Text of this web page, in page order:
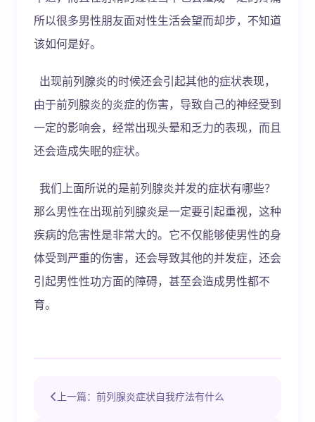
所以很多男性朋友面对性生活会望而却步，不知道
该如何是好。
出现前列腺炎的时候还会引起其他的症状表现，
由于前列腺炎的炎症的伤害，导致自己的神经受到
一定的影响会，经常出现头晕和乏力的表现，而且
还会造成失眠的症状。
我们上面所说的是前列腺炎并发的症状有哪些？
那么男性在出现前列腺炎是一定要引起重视，这种
疾病的危害性是非常大的。它不仅能够使男性的身
体受到严重的伤害，还会导致其他的并发症，还会
引起男性性功方面的障碍，甚至会造成男性都不
育。
上一篇：前列腺炎症状自我疗法有什么